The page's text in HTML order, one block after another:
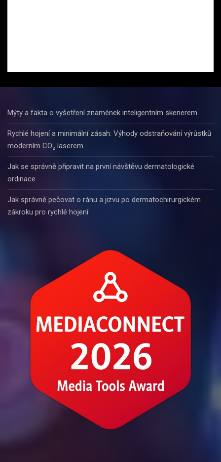
Mýty a fakta o vyšetření znamének inteligentním skenerem
Rychlé hojení a minimální zásah: Výhody odstraňování výrůstků
moderním CO₂ laserem
Jak se správně připravit na první návštěvu dermatologické
ordinace
Jak správně pečovat o ránu a jizvu po dermatochirurgickém
zákroku pro rychlé hojení